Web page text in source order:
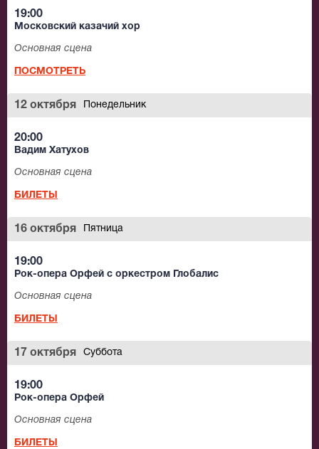
19:00
Московский казачий хор
Основная сцена
ПОСМОТРЕТЬ
12 октября Понедельник
20:00
Вадим Хатухов
Основная сцена
БИЛЕТЫ
16 октября Пятница
19:00
Рок-опера Орфей с оркестром Глобалис
Основная сцена
БИЛЕТЫ
17 октября Суббота
19:00
Рок-опера Орфей
Основная сцена
БИЛЕТЫ